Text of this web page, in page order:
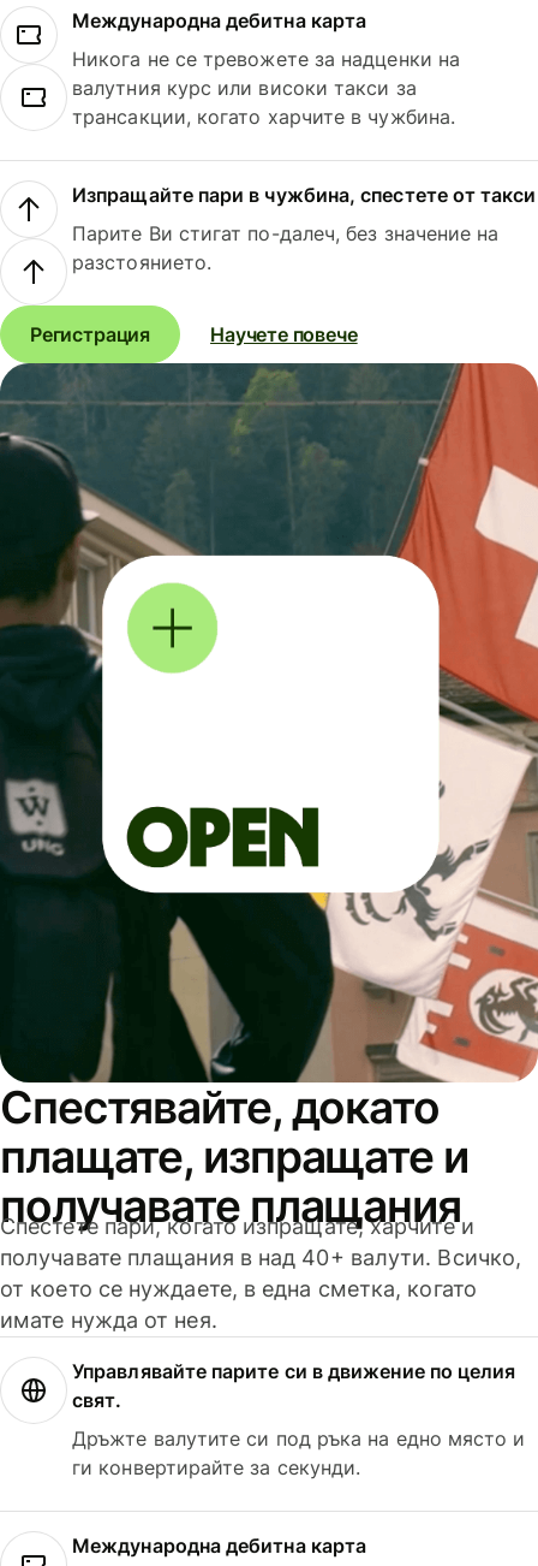
Международна дебитна карта
Никога не се тревожете за надценки на
валутния курс или високи такси за
трансакции, когато харчите в чужбина.
Изпращайте пари в чужбина, спестете от такси
Парите Ви стигат по-далеч, без значение на
разстоянието.
Регистрация Научете повече
Спестявайте, докато
плащате, изпращате и
получавате плащания
Спестете пари, когато изпращате, харчите и
получавате плащания в над 40+ валути. Всичко,
от което се нуждаете, в една сметка, когато
имате нужда от нея.
Управлявайте парите си в движение по целия
свят.
Дръжте валутите си под ръка на едно място и
ги конвертирайте за секунди.
Международна дебитна карта